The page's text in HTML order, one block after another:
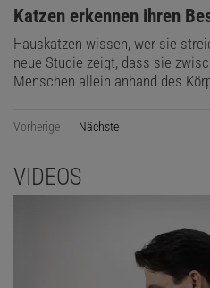
:
Katzen erkennen ihren
Hauskatzen wissen, wer sie
neue Studie zeigt, dass sie
Menschen allein anhand des
Vorherige Nächste
VIDEOS